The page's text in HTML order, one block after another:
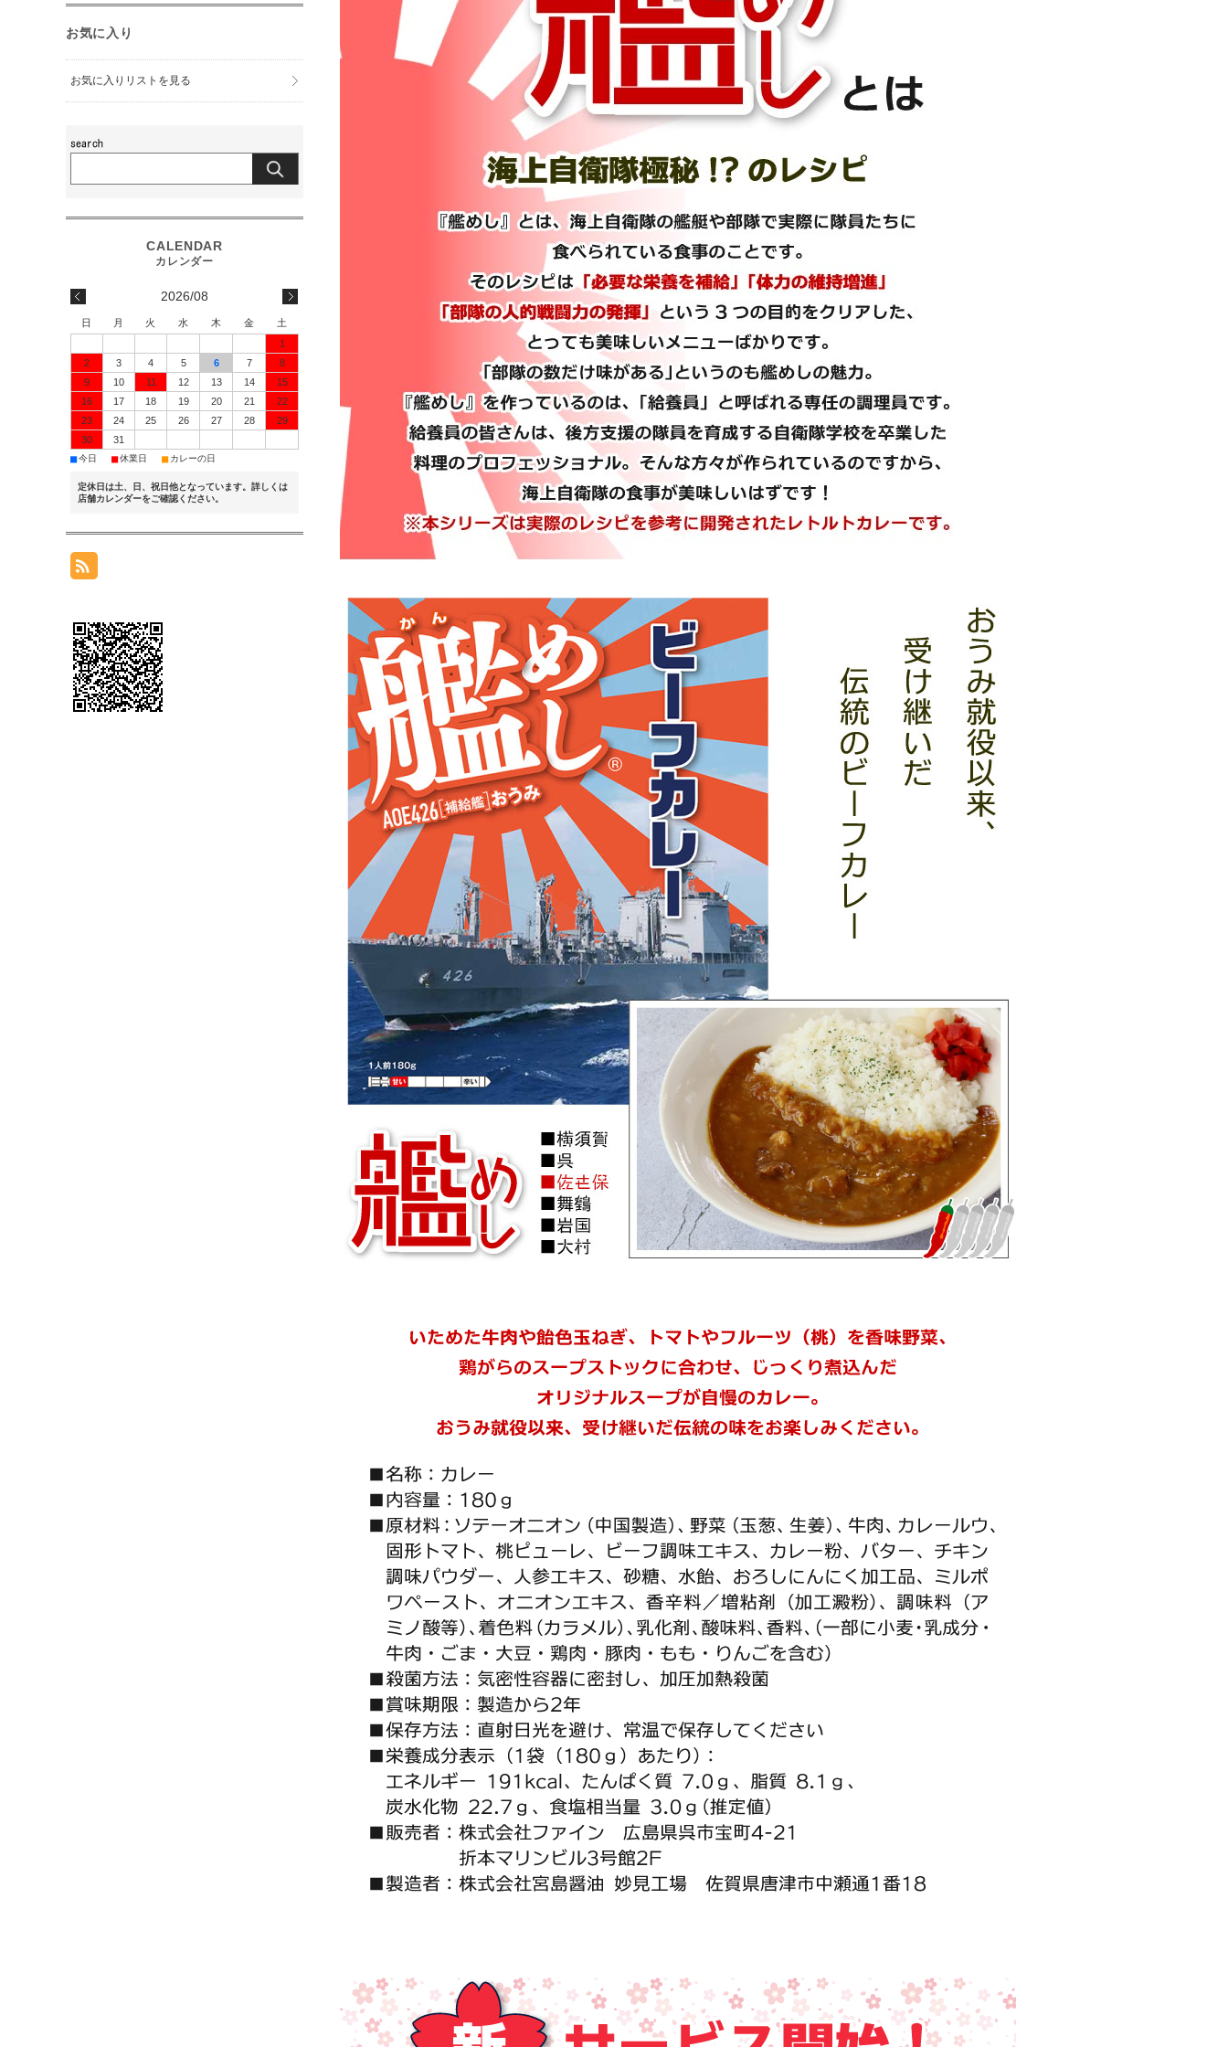
お気に入り
お気に入りリストを見る
2026/08
日 月 火 水 木 金
土
1
2
3 4 5 6 7
8
9
10 11 12 13 14
15
16
17 18 19 20 21
22
23
24 25 26 27 28
29
30
31
■今日 ■休業日 ■ カレーの日
定休日は土、日、祝日他となっています。詳しくは
店舗カレンダーをご確認ください。